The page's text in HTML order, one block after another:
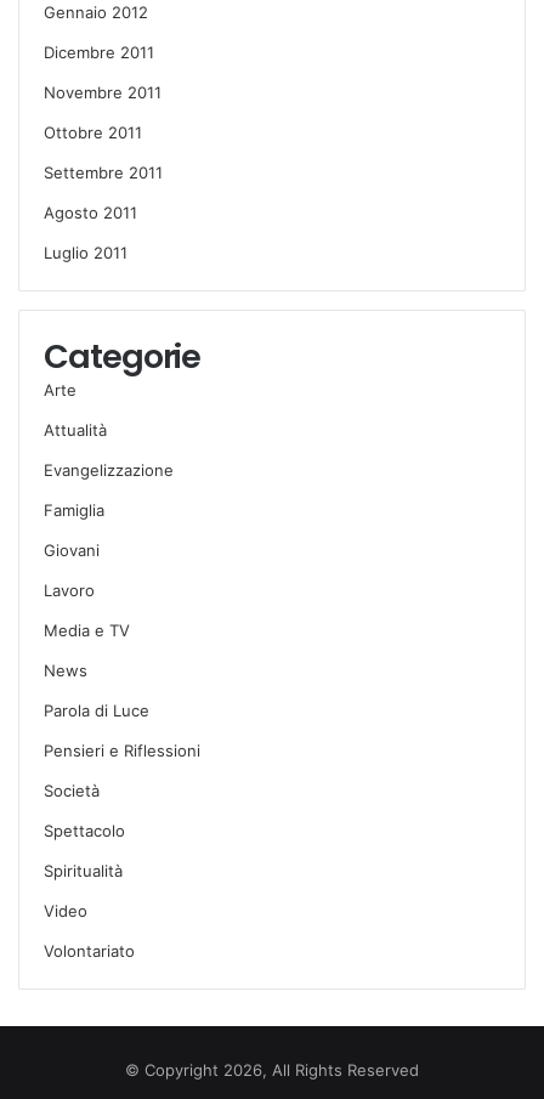
Gennaio 2012
Dicembre 2011
Novembre 2011
Ottobre 2011
Settembre 2011
Agosto 2011
Luglio 2011
Categorie
Arte
Attualità
Evangelizzazione
Famiglia
Giovani
Lavoro
Media e TV
News
Parola di Luce
Pensieri e Riflessioni
Società
Spettacolo
Spiritualità
Video
Volontariato
© Copyright 2026, All Rights Reserved